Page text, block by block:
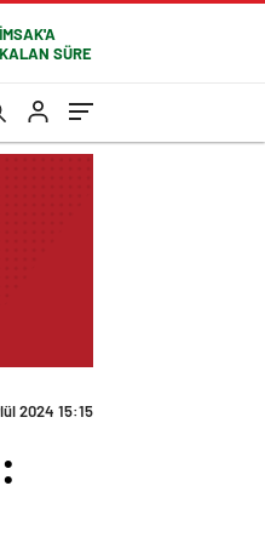
İMSAK'A
KALAN SÜRE